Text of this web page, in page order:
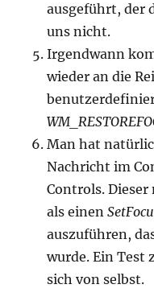
ausgeführt, der
uns nicht.
Irgendwann
wieder an die
Man hat
Nachricht im
Controls.
als einen
auszuführen,
wurde. Ein Test
sich von selbst.